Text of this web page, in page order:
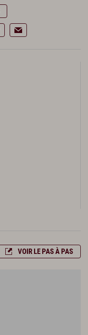
VOIR LE PAS À PAS